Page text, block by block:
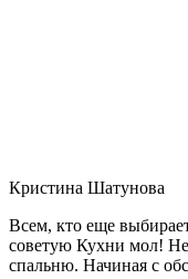
Кристина Шатунова
Всем, кто еще
советую Кухни мол!
спальню. Начиная с